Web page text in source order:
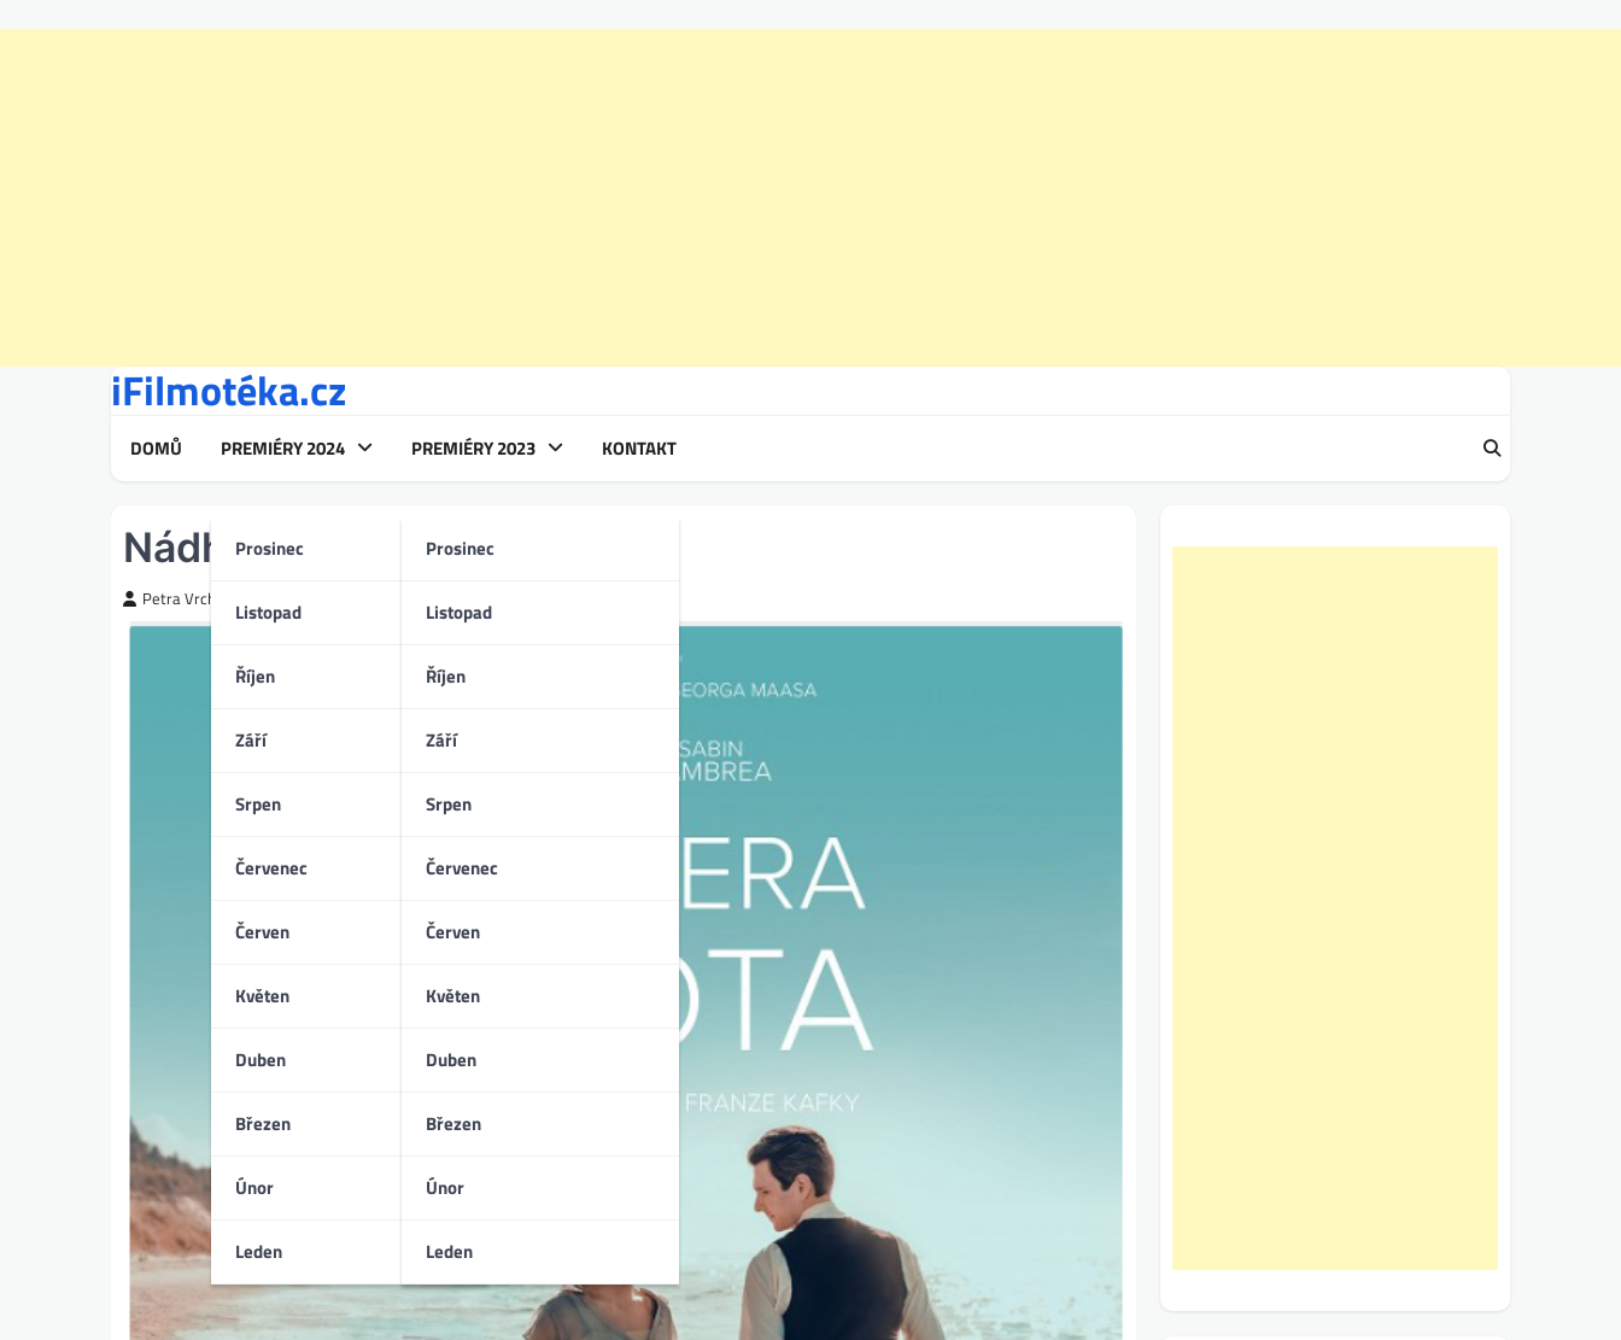
iFilmotéka.cz
DOMŮ PREMIÉRY 2024
Prosinec
Listopad
Říjen
Září
Srpen
Červenec
Červen
Květen
Duben
Březen
Únor
Leden
PREMIÉRY 2023
Prosinec
Listopad
Říjen
Září
Srpen
Červenec
Červen
Květen
Duben
Březen
Únor
Leden
KONTAKT
Nádhera života
Petra Vrchotická